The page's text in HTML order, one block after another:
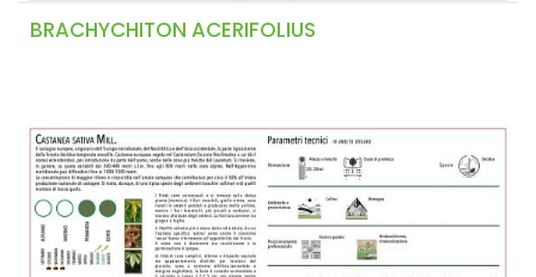
BRACHYCHITON ACERIFOLIUS